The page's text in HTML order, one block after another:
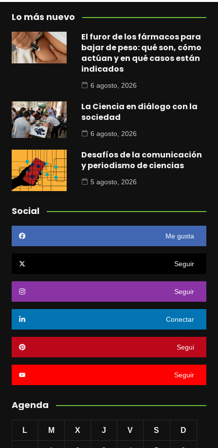
Lo más nuevo
El furor de los fármacos para
bajar de peso: qué son, cómo
actúan y en qué casos están
indicados
6 agosto, 2026
La Ciencia en diálogo con la
sociedad
6 agosto, 2026
Desafíos de la comunicación
y periodismo de ciencias
5 agosto, 2026
Social
Me gusta
Seguir
Seguir
Conectar
Segui
Seguir
Agenda
L M X J V S D